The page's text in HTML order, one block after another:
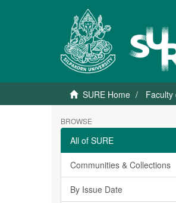
SURE Home Faculty
BROWSE
All of SURE
Communities & Collections
By Issue Date